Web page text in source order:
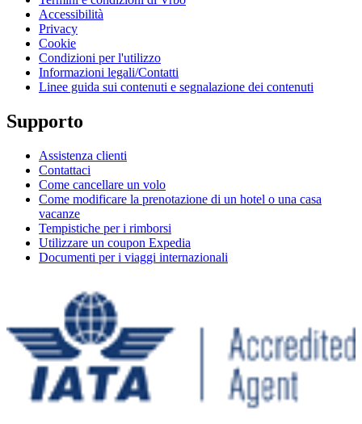
Accessibilità
Privacy
Cookie
Condizioni per l'utilizzo
Informazioni legali/Contatti
Linee guida sui contenuti e segnalazione dei contenuti
Supporto
Assistenza clienti
Contattaci
Come cancellare un volo
Come modificare la prenotazione di un hotel o una casa
vacanze
Tempistiche per i rimborsi
Utilizzare un coupon Expedia
Documenti per i viaggi internazionali